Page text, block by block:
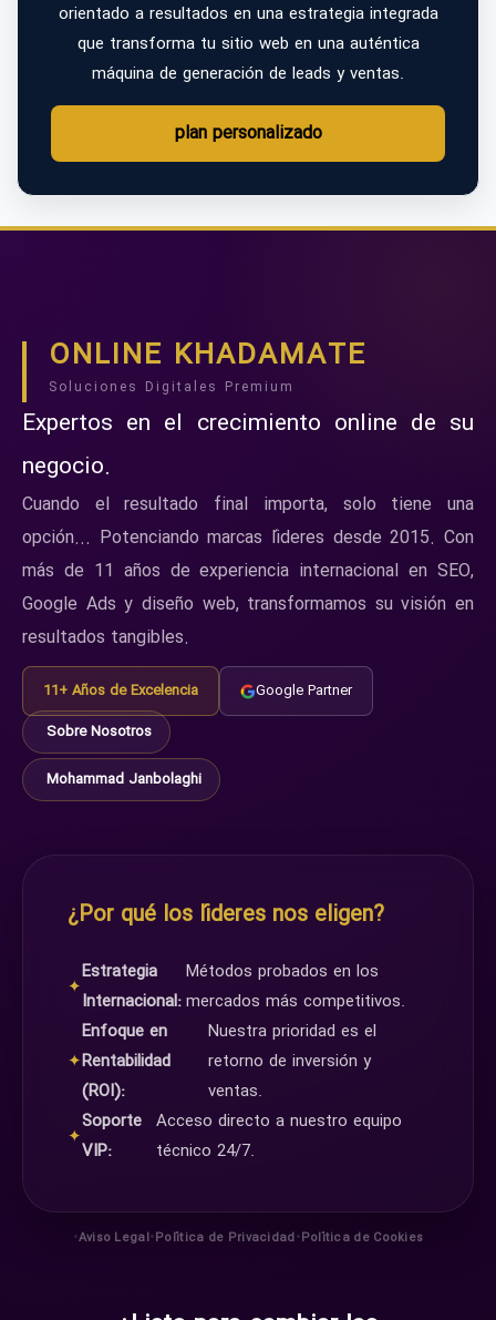
orientado a resultados en una estrategia integrada
que transforma tu sitio web en una auténtica
máquina de generación de leads y ventas.
plan personalizado
ONLINE KHADAMATE
Soluciones Digitales Premium
Expertos en el crecimiento online de su
negocio.
Cuando el resultado final importa, solo tiene una
opción... Potenciando marcas líderes desde 2015. Con
más de 11 años de experiencia internacional en SEO,
Google Ads y diseño web, transformamos su visión en
resultados tangibles.
11+ Años de Excelencia
Google Partner
Sobre Nosotros
Mohammad Janbolaghi
¿Por qué los líderes nos eligen?
✦
Estrategia
Internacional:
Métodos probados en los
mercados más competitivos.
✦
Enfoque en
Rentabilidad
(ROI):
Nuestra prioridad es el
retorno de inversión y
ventas.
✦
Soporte
VIP:
Acceso directo a nuestro equipo
técnico 24/7.
•Aviso Legal•Política de Privacidad•Política de Cookies